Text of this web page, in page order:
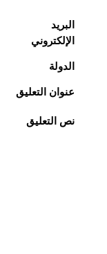
البريد
الإلكتروني
الدولة
عنوان التعليق
نص التعليق